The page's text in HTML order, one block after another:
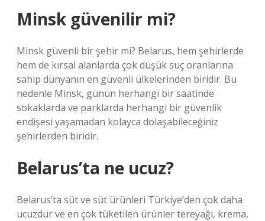
Minsk güvenilir mi?
Minsk güvenli bir şehir mi? Belarus, hem şehirlerde
hem de kırsal alanlarda çok düşük suç oranlarına
sahip dünyanın en güvenli ülkelerinden biridir. Bu
nedenle Minsk, günün herhangi bir saatinde
sokaklarda ve parklarda herhangi bir güvenlik
endişesi yaşamadan kolayca dolaşabileceğiniz
şehirlerden biridir.
Belarus’ta ne ucuz?
Belarus’ta süt ve süt ürünleri Türkiye’den çok daha
ucuzdur ve en çok tüketilen ürünler tereyağı, krema,